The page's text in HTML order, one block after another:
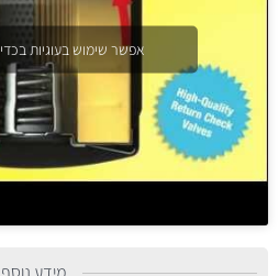
אפשר שימוש בעוגיות